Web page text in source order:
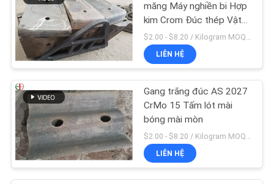
VỀ
CHÚNG
TÔI
THAM
QUAN
NHÀ
MÁY
măng Máy nghiền bi Hợp
kim Crom Đúc thép Vật
liệu sắt
LIÊN HỆ
Gang trắng đúc AS 2027
CrMo 15 Tấm lót mài
bóng mài mòn
LIÊN HỆ